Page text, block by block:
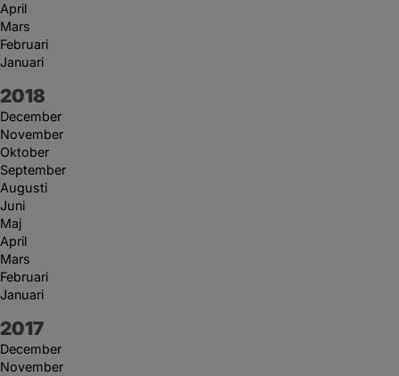
April
Mars
Februari
Januari
År:
2018
December
November
Oktober
September
Augusti
Juni
Maj
April
Mars
Februari
Januari
År:
2017
December
November